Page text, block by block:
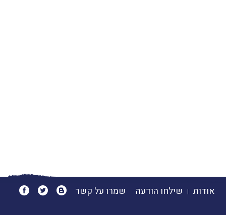
אודות שילחו הודעה שמרו על קשר